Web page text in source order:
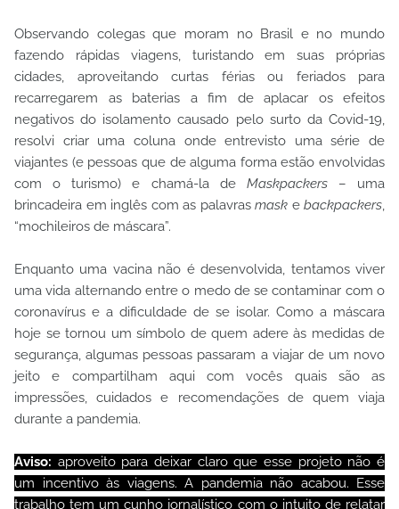
Observando colegas que moram no Brasil e no mundo
fazendo rápidas viagens, turistando em suas próprias
cidades, aproveitando curtas férias ou feriados para
recarregarem as baterias a fim de aplacar os efeitos
negativos do isolamento causado pelo surto da Covid-19,
resolvi criar uma coluna onde entrevisto uma série de
viajantes (e pessoas que de alguma forma estão envolvidas
com o turismo) e chamá-la de Maskpackers – uma
brincadeira em inglês com as palavras mask e backpackers,
“mochileiros de máscara”.
Enquanto uma vacina não é desenvolvida, tentamos viver
uma vida alternando entre o medo de se contaminar com o
coronavírus e a dificuldade de se isolar. Como a máscara
hoje se tornou um símbolo de quem adere às medidas de
segurança, algumas pessoas passaram a viajar de um novo
jeito e compartilham aqui com vocês quais são as
impressões, cuidados e recomendações de quem viaja
durante a pandemia.
Aviso: aproveito para deixar claro que esse projeto não é
um incentivo às viagens. A pandemia não acabou. Esse
trabalho tem um cunho jornalístico com o intuito de relatar